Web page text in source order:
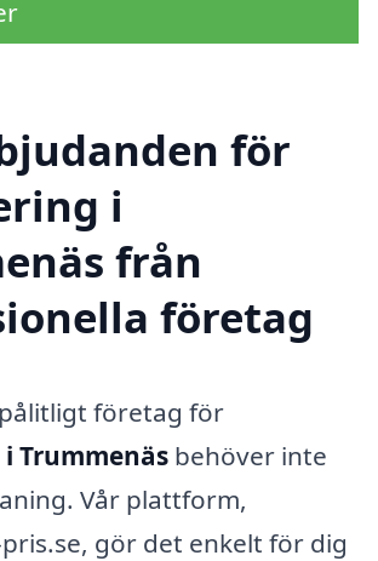
för
i
från
företag
företag för
Trummenäs behöver inte
Vår plattform,
gör det enkelt för dig